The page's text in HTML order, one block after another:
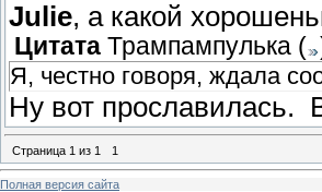
Julie, а какой
Цитата Трампампулька (
Я, честно говоря, ждала
Ну вот прославилась.
Страница 1 из 1 1
Полная версия сайта